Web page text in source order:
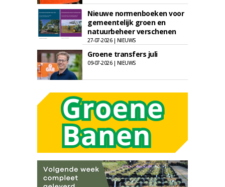
Nieuwe normenboeken voor
gemeentelijk groen en
natuurbeheer verschenen
27-07-2026 | NIEUWS
Groene transfers juli
09-07-2026 | NIEUWS